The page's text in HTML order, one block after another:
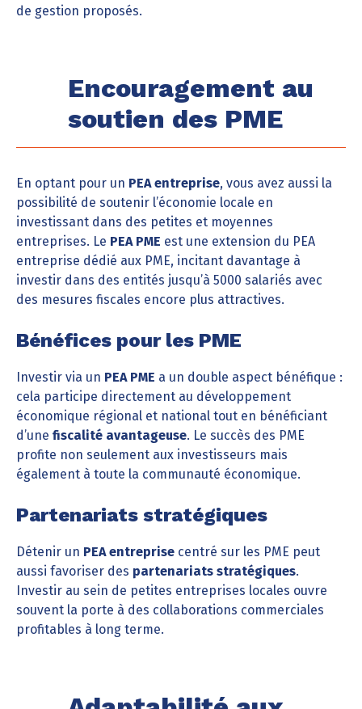
de gestion proposés.
Encouragement au
soutien des PME
En optant pour un PEA entreprise, vous avez aussi la
possibilité de soutenir l’économie locale en
investissant dans des petites et moyennes
entreprises. Le PEA PME est une extension du PEA
entreprise dédié aux PME, incitant davantage à
investir dans des entités jusqu’à 5000 salariés avec
des mesures fiscales encore plus attractives.
Bénéfices pour les PME
Investir via un PEA PME a un double aspect bénéfique :
cela participe directement au développement
économique régional et national tout en bénéficiant
d’une fiscalité avantageuse. Le succès des PME
profite non seulement aux investisseurs mais
également à toute la communauté économique.
Partenariats stratégiques
Détenir un PEA entreprise centré sur les PME peut
aussi favoriser des partenariats stratégiques.
Investir au sein de petites entreprises locales ouvre
souvent la porte à des collaborations commerciales
profitables à long terme.